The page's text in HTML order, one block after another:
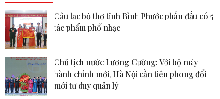
Câu lạc bộ thơ tỉnh Bình Phước phấn đấu có 5
tác phẩm phổ nhạc
Chủ tịch nước Lương Cường: Với bộ máy
hành chính mới, Hà Nội cần tiên phong đổi
mới tư duy quản lý